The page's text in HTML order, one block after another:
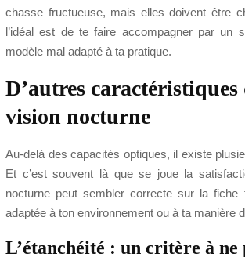
chasse fructueuse, mais elles doivent être
l’idéal est de te faire accompagner par un
modèle mal adapté à ta pratique.
D’autres
vision nocturne
Au-delà des capacités optiques, il existe
Et c’est souvent là que se joue la
nocturne peut sembler correcte sur la fiche
adaptée à ton environnement ou à ta manière
L’étanchéité : un critère à ne